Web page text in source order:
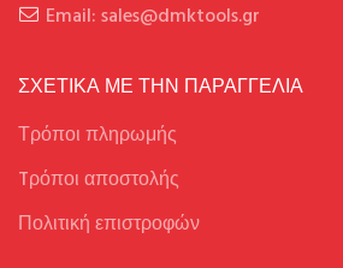
Email: sales@dmktools.gr
ΣΧΕΤΙΚΑ ΜΕ ΤΗΝ ΠΑΡΑΓΓΕΛΙΑ
Τρόποι πληρωμής
Tρόποι αποστολής
Πολιτική επιστροφών